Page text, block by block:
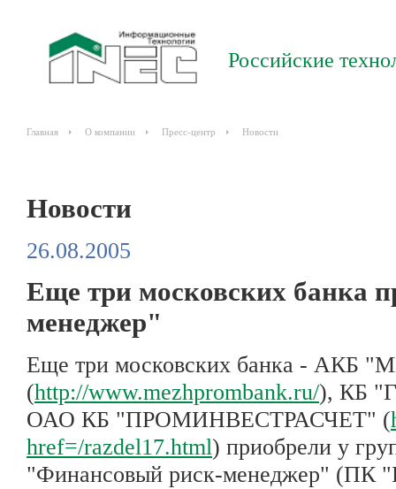
Российские
Главная О компании Пресс-центр Новости
Новости
26.08.2005
Еще три московских банка
менеджер"
Еще три московских банка -
(http://www.mezhprombank.ru/), КБ
ОАО КБ "ПРОМИНВЕСТРАСЧЕТ" (
href=/razdel17.html) приобрели у
"Финансовый риск-менеджер"